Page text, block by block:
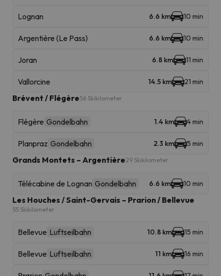
Lognan 6.6 km 10 min
Argentière (Le Pass) 6.6 km 10 min
Joran 6.8 km 11 min
Vallorcine 14.5 km 21 min
Brévent / Flégère 56 Skikilometer
Flégère Gondelbahn 1.4 km 4 min
Planpraz Gondelbahn 2.3 km 5 min
Grands Montets – Argentière 29 Skikilometer
Télécabine de Lognan Gondelbahn 6.6 km 10 min
Les Houches / Saint-Gervais – Prarion / Bellevue
55 Skikilometer
Bellevue Luftseilbahn 10.8 km 15 min
Bellevue Luftseilbahn 11 km 16 min